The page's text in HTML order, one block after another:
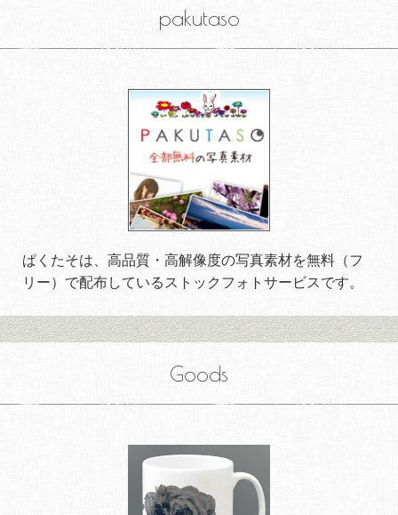
pakutaso
ぱくたそは、高品質・高解像度の写真素材を無料（フ
リー）で配布しているストックフォトサービスです。
Goods